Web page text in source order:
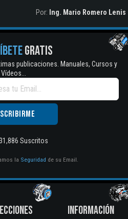
Por: Ing. Mario Romero Lenis
GRATIS
publicaciones. Manuales, Cursos y
Vídeos...
Suscritos
la Seguridad de su Email.
INFORMACIÓN